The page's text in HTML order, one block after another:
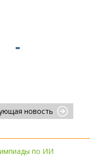
новость
по ИИ